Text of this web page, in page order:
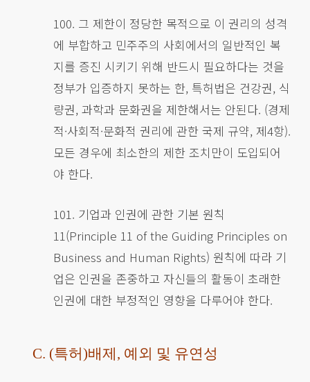
100. 그 제한이 정당한 목적으로 이 권리의 성격
에 부합하고 민주주의 사회에서의 일반적인 복
지를 증진 시키기 위해 반드시 필요하다는 것을
정부가 입증하지 못하는 한, 특허법은 건강권, 식
량권, 과학과 문화권을 제한해서는 안된다. (경제
적·사회적·문화적 권리에 관한 국제 규약, 제4항).
모든 경우에 최소한의 제한 조치만이 도입되어
야 한다.
101. 기업과 인권에 관한 기본 원칙
11(Principle 11 of the Guiding Principles on
Business and Human Rights) 원칙에 따라 기
업은 인권을 존중하고 자신들의 활동이 초래한
인권에 대한 부정적인 영향을 다루어야 한다.
C. (특허)배제, 예외 및 유연성